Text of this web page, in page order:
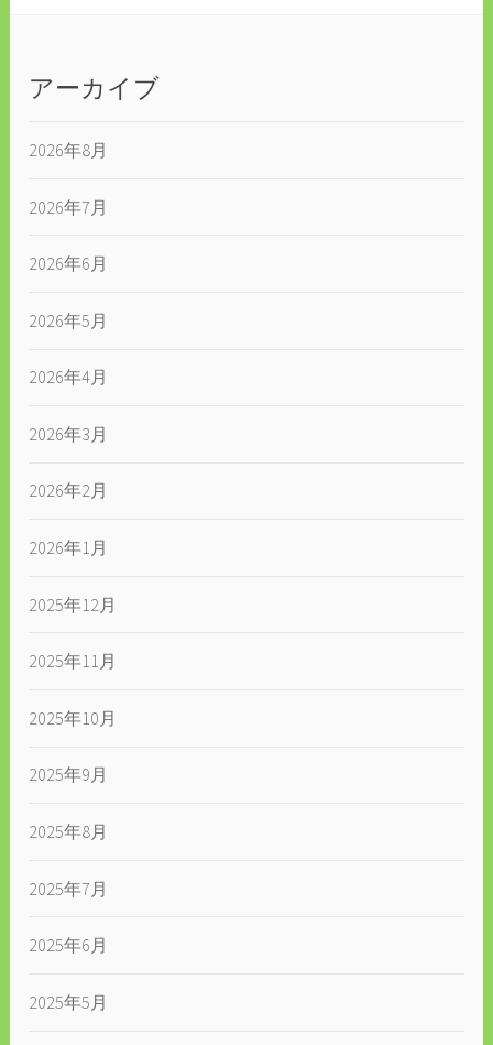
アーカイブ
2026年8月
2026年7月
2026年6月
2026年5月
2026年4月
2026年3月
2026年2月
2026年1月
2025年12月
2025年11月
2025年10月
2025年9月
2025年8月
2025年7月
2025年6月
2025年5月